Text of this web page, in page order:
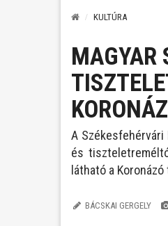
KULTÚRA
MAGYAR
A Székesfehérvári
és
látható a
BÁCSKAI GERGELY